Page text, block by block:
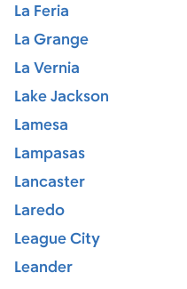
La Feria
La Grange
La Vernia
Lake Jackson
Lamesa
Lampasas
Lancaster
Laredo
League City
Leander